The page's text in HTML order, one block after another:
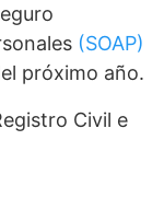
(SOAP)
próximo año.
Civil e